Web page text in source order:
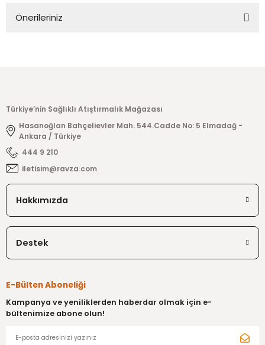
Önerileriniz
Ürün resmi kalitesiz, bozuk veya görüntülenemiyor.
Ürün açıklamasında eksik bilgiler bulunuyor.
Ürün bilgilerinde hatalar bulunuyor.
Türkiye’nin Sağlıklı Atıştırmalık Mağazası
Hasanoğlan Bahçelievler Mah. 544.Cadde No: 5 Elmadağ -
Ankara / Türkiye
444 9 210
iletisim@ravza.com
Hakkımızda
Destek
E-Bülten Aboneliği
Kampanya ve yeniliklerden haberdar olmak için e-
bültenimize abone olun!